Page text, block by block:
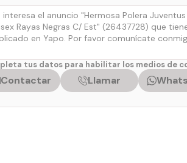
tus datos para habilitar los medios de
Contactar Llamar